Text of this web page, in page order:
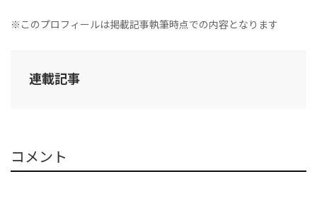
※このプロフィールは掲載記事執筆時点での内容となります
連載記事
コメント